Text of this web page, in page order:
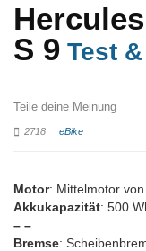
S 9 Test
Teile deine Meinung
2718 eBike
Motor: Mittelmotor von
Akkukapazität: 500
– –
Bremse: